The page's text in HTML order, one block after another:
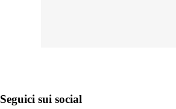
Seguici sui social